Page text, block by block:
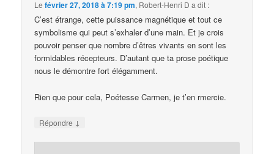
Lefévrier 27, 2018 à 7:19 pm, Robert-Henri D a dit :
C’est étrange, cette puissance magnétique et tout ce
symbolisme qui peut s’exhaler d’une main. Et je crois
pouvoir penser que nombre d’êtres vivants en sont les
formidables récepteurs. D’autant que ta prose poétique
nous le démontre fort élégamment.
Rien que pour cela, Poétesse Carmen, je t’en rmercie.
Répondre ↓